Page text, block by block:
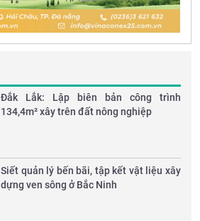
Đắk Lắk: Lập biên bản công trình
134,4m² xây trên đất nông nghiệp
Siết quản lý bến bãi, tập kết vật liệu xây
dựng ven sông ở Bắc Ninh